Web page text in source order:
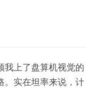
我上了盘算机视觉的
。实在坦率来说，计